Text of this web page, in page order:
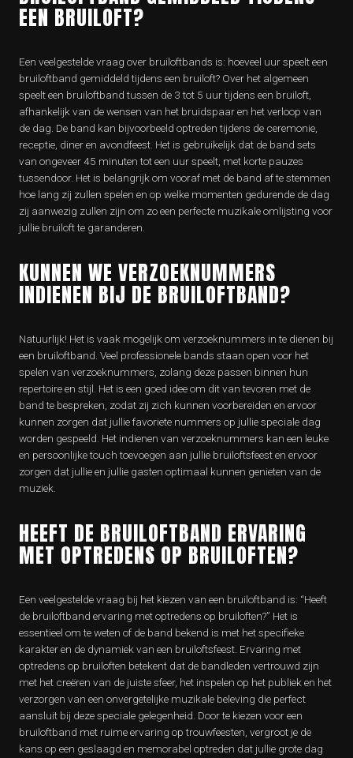
EEN BRUILOFT?
Een veelgestelde vraag over bruiloftbands is: hoeveel uur speelt een
bruiloftband gemiddeld tijdens een bruiloft? Over het algemeen
speelt een bruiloftband tussen de 3 tot 5 uur tijdens een bruiloft,
afhankelijk van de wensen van het bruidspaar en het verloop van
de dag. De band kan bijvoorbeeld optreden tijdens de ceremonie,
receptie, diner en avondfeest. Het is gebruikelijk dat de band sets
van ongeveer 45 minuten tot een uur speelt, met korte pauzes
tussendoor. Het is belangrijk om vooraf met de band af te stemmen
hoe lang zij zullen spelen en op welke momenten gedurende de dag
zij aanwezig zullen zijn om zo een perfecte muzikale omlijsting voor
jullie bruiloft te garanderen.
KUNNEN WE VERZOEKNUMMERS
INDIENEN BIJ DE BRUILOFTBAND?
Natuurlijk! Het is vaak mogelijk om verzoeknummers in te dienen bij
een bruiloftband. Veel professionele bands staan open voor het
spelen van verzoeknummers, zolang deze passen binnen hun
repertoire en stijl. Het is een goed idee om dit van tevoren met de
band te bespreken, zodat zij zich kunnen voorbereiden en ervoor
kunnen zorgen dat jullie favoriete nummers op jullie speciale dag
worden gespeeld. Het indienen van verzoeknummers kan een leuke
en persoonlijke touch toevoegen aan jullie bruiloftsfeest en ervoor
zorgen dat jullie en jullie gasten optimaal kunnen genieten van de
muziek.
HEEFT DE BRUILOFTBAND ERVARING
MET OPTREDENS OP BRUILOFTEN?
Een veelgestelde vraag bij het kiezen van een bruiloftband is: “Heeft
de bruiloftband ervaring met optredens op bruiloften?” Het is
essentieel om te weten of de band bekend is met het specifieke
karakter en de dynamiek van een bruiloftsfeest. Ervaring met
optredens op bruiloften betekent dat de bandleden vertrouwd zijn
met het creëren van de juiste sfeer, het inspelen op het publiek en het
verzorgen van een onvergetelijke muzikale beleving die perfect
aansluit bij deze speciale gelegenheid. Door te kiezen voor een
bruiloftband met ruime ervaring op trouwfeesten, vergroot je de
kans op een geslaagd en memorabel optreden dat jullie grote dag